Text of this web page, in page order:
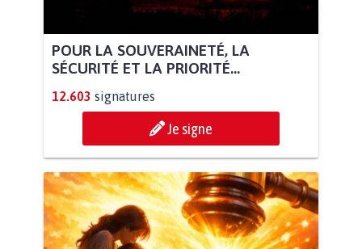
POUR LA SOUVERAINETÉ, LA
SÉCURITÉ ET LA PRIORITÉ...
12.603 signatures
Je signe